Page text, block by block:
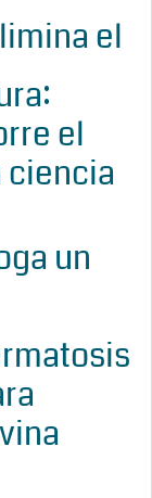
el
el
ciencia
un